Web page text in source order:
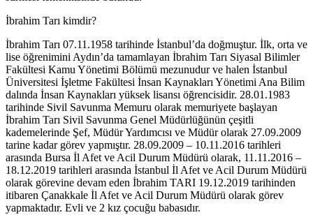
İbrahim Tarı kimdir?
İbrahim Tarı 07.11.1958 tarihinde İstanbul’da doğmuştur. İlk, orta ve
lise öğrenimini Aydın’da tamamlayan İbrahim Tarı Siyasal Bilimler
Fakültesi Kamu Yönetimi Bölümü mezunudur ve halen İstanbul
Üniversitesi İşletme Fakültesi İnsan Kaynakları Yönetimi Ana Bilim
dalında İnsan Kaynakları yüksek lisansı öğrencisidir. 28.01.1983
tarihinde Sivil Savunma Memuru olarak memuriyete başlayan
İbrahim Tarı Sivil Savunma Genel Müdürlüğünün çeşitli
kademelerinde Şef, Müdür Yardımcısı ve Müdür olarak 27.09.2009
tarine kadar görev yapmıştır. 28.09.2009 – 10.11.2016 tarihleri
arasında Bursa İl Afet ve Acil Durum Müdürü olarak, 11.11.2016 –
18.12.2019 tarihleri arasında İstanbul İl Afet ve Acil Durum Müdürü
olarak görevine devam eden İbrahim TARI 19.12.2019 tarihinden
itibaren Çanakkale İl Afet ve Acil Durum Müdürü olarak görev
yapmaktadır. Evli ve 2 kız çocuğu babasıdır.